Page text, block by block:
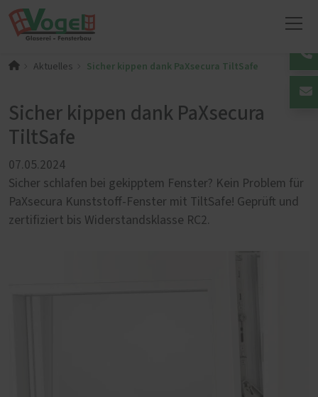
Aktuelles Sicher kippen dank PaXsecura TiltSafe
Sicher kippen dank PaXsecura
TiltSafe
07.05.2024
Sicher schlafen bei gekipptem Fenster? Kein Problem für
PaXsecura Kunststoff-Fenster mit TiltSafe! Geprüft und
zertifiziert bis Widerstandsklasse RC2.